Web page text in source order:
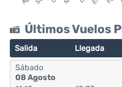
Últimos Vuelos
Salida Llegada
Sábado
08 Agosto